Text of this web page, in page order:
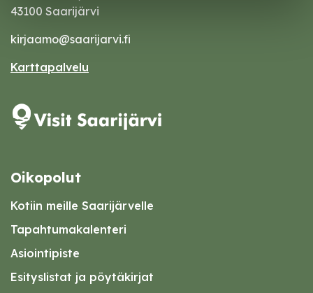
43100 Saarijärvi
kirjaamo@saarijarvi.fi
Karttapalvelu
Oikopolut
Kotiin meille Saarijärvelle
Tapahtumakalenteri
Asiointipiste
Esityslistat ja pöytäkirjat